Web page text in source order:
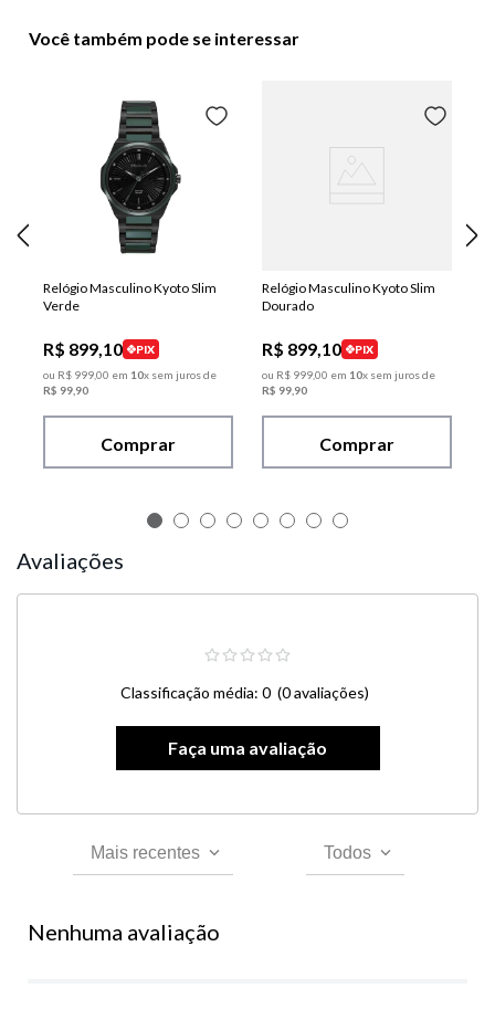
Você também pode se interessar
Relógio Masculino Kyoto Slim
Verde
R$ 899,10
PIX
ou R$ 99900 em 10x sem juros de
R$ 99 90
Comprar
Relógio Masculino Kyoto Slim
Dourado
R$ 899,10
PIX
ou R$ 99900 em 10x sem juros de
R$ 99 90
Comprar
Avaliações
Classificação média: 0 (0 avaliações)
Mais recentes Todos
Nenhuma avaliação